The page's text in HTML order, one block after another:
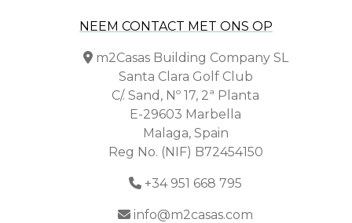
NEEM CONTACT MET ONS OP
m2Casas Building Company SL
Santa Clara Golf Club
C/. Sand, Nº 17, 2ª Planta
E-29603 Marbella
Malaga, Spain
Reg No. (NIF) B72454150
+34 951 668 795
info@m2casas.com